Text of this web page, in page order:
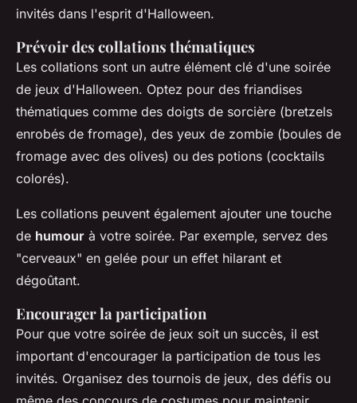
invités dans l'esprit d'Halloween.
Prévoir des collations thématiques
Les collations sont un autre élément clé d'une soirée
de jeux d'Halloween. Optez pour des friandises
thématiques comme des doigts de sorcière (bretzels
enrobés de fromage), des yeux de zombie (boules de
fromage avec des olives) ou des potions (cocktails
colorés).
Les collations peuvent également ajouter une touche
de humour à votre soirée. Par exemple, servez des
"cerveaux" en gelée pour un effet hilarant et
dégoûtant.
Encourager la participation
Pour que votre soirée de jeux soit un succès, il est
important d'encourager la participation de tous les
invités. Organisez des tournois de jeux, des défis ou